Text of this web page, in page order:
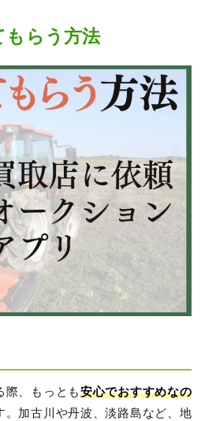
もらう方法
際、もっとも安心でおすすめなの
。加古川や丹波、淡路島など、地